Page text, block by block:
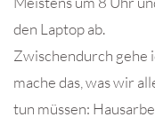
den Laptop ab.
Zwischendurch gehe
mache das, was wir
tun müssen: